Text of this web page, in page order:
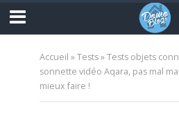
Accueil »Tests»Tests objets
sonnette vidéo Aqara, pas mal
mieux faire !